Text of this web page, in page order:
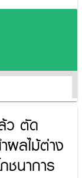
ว ตัด
ผลไม้ต่าง
ชนาการ